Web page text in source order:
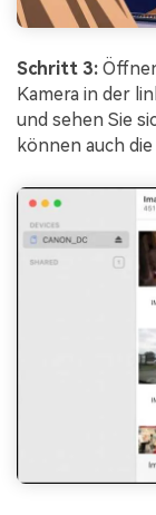
Schritt 3:
Kamera in der
und sehen Sie
können auch die